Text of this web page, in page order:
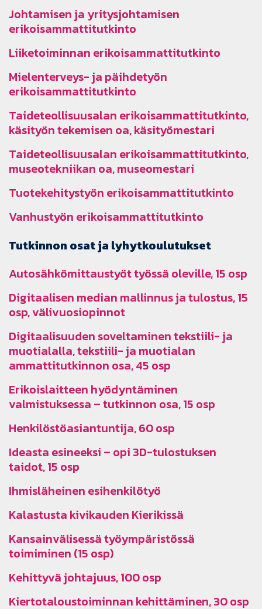
Johtamisen ja yritysjohtamisen
erikoisammattitutkinto
Liiketoiminnan erikoisammattitutkinto
Mielenterveys- ja päihdetyön
erikoisammattitutkinto
Taideteollisuusalan erikoisammattitutkinto,
käsityön tekemisen oa, käsityömestari
Taideteollisuusalan erikoisammattitutkinto,
museotekniikan oa, museomestari
Tuotekehitystyön erikoisammattitutkinto
Vanhustyön erikoisammattitutkinto
Tutkinnon osat ja lyhytkoulutukset
Autosähkömittaustyöt työssä oleville, 15 osp
Digitaalisen median mallinnus ja tulostus, 15
osp, välivuosiopinnot
Digitaalisuuden soveltaminen tekstiili- ja
muotialalla, tekstiili- ja muotialan
ammattitutkinnon osa, 45 osp
Erikoislaitteen hyödyntäminen
valmistuksessa – tutkinnon osa, 15 osp
Henkilöstöasiantuntija, 60 osp
Ideasta esineeksi – opi 3D-tulostuksen
taidot, 15 osp
Ihmisläheinen esihenkilötyö
Kalastusta kivikauden Kierikissä
Kansainvälisessä työympäristössä
toimiminen (15 osp)
Kehittyvä johtajuus, 100 osp
Kiertotaloustoiminnan kehittäminen, 30 osp